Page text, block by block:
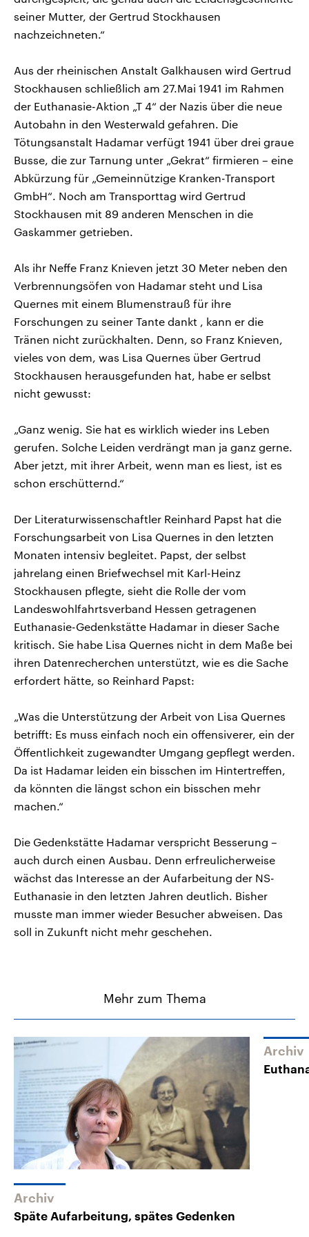
seiner Mutter, der Gertrud Stockhausen
nachzeichneten.“
Aus der rheinischen Anstalt Galkhausen wird Gertrud
Stockhausen schließlich am 27.Mai 1941 im Rahmen
der Euthanasie-Aktion „T 4“ der Nazis über die neue
Autobahn in den Westerwald gefahren. Die
Tötungsanstalt Hadamar verfügt 1941 über drei graue
Busse, die zur Tarnung unter „Gekrat“ firmieren – eine
Abkürzung für „Gemeinnützige Kranken-Transport
GmbH“. Noch am Transporttag wird Gertrud
Stockhausen mit 89 anderen Menschen in die
Gaskammer getrieben.
Als ihr Neffe Franz Knieven jetzt 30 Meter neben den
Verbrennungsöfen von Hadamar steht und Lisa
Quernes mit einem Blumenstrauß für ihre
Forschungen zu seiner Tante dankt , kann er die
Tränen nicht zurückhalten. Denn, so Franz Knieven,
vieles von dem, was Lisa Quernes über Gertrud
Stockhausen herausgefunden hat, habe er selbst
nicht gewusst:
„Ganz wenig. Sie hat es wirklich wieder ins Leben
gerufen. Solche Leiden verdrängt man ja ganz gerne.
Aber jetzt, mit ihrer Arbeit, wenn man es liest, ist es
schon erschütternd.“
Der Literaturwissenschaftler Reinhard Papst hat die
Forschungsarbeit von Lisa Quernes in den letzten
Monaten intensiv begleitet. Papst, der selbst
jahrelang einen Briefwechsel mit Karl-Heinz
Stockhausen pflegte, sieht die Rolle der vom
Landeswohlfahrtsverband Hessen getragenen
Euthanasie-Gedenkstätte Hadamar in dieser Sache
kritisch. Sie habe Lisa Quernes nicht in dem Maße bei
ihren Datenrecherchen unterstützt, wie es die Sache
erfordert hätte, so Reinhard Papst:
„Was die Unterstützung der Arbeit von Lisa Quernes
betrifft: Es muss einfach noch ein offensiverer, ein der
Öffentlichkeit zugewandter Umgang gepflegt werden.
Da ist Hadamar leiden ein bisschen im Hintertreffen,
da könnten die längst schon ein bisschen mehr
machen.“
Die Gedenkstätte Hadamar verspricht Besserung –
auch durch einen Ausbau. Denn erfreulicherweise
wächst das Interesse an der Aufarbeitung der NS-
Euthanasie in den letzten Jahren deutlich. Bisher
musste man immer wieder Besucher abweisen. Das
soll in Zukunft nicht mehr geschehen.
Mehr zum Thema
Archiv
Späte Aufarbeitung, spätes Gedenken
Archiv